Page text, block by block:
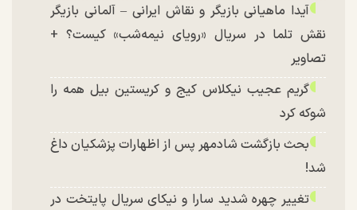
آیدا ماهیانی بازیگر و نقاش ایرانی – آلمانی بازیگر
نقش تلما در سریال «رویای نیمه‌شب» کیست؟ +
تصاویر
گریم عجیب نیکلاس کیج و کریستین بیل همه را
شوکه کرد
بحث بازگشت شادمهر پس از اظهارات پزشکیان داغ
شد!
تغییر چهره شدید سارا و نیکای سریال پایتخت در